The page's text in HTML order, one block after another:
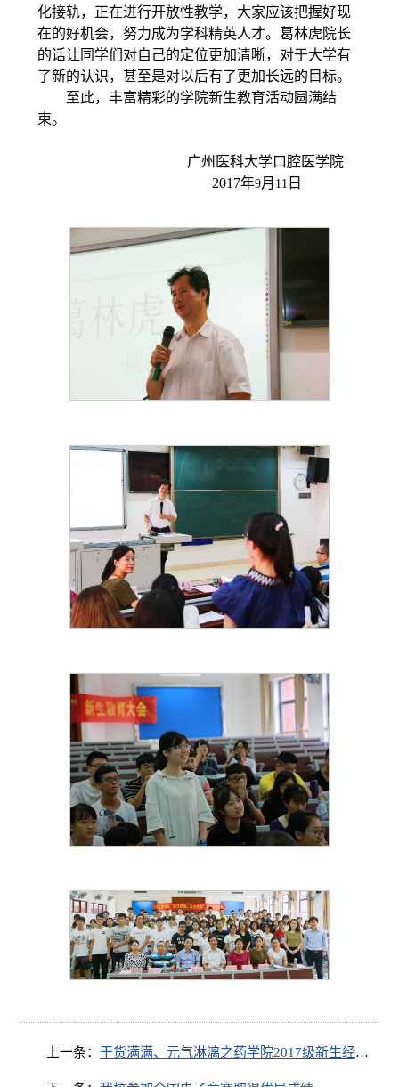
化接轨，正在进行开放性教学，大家应该把握好现
在的好机会，努力成为学科精英人才。葛林虎院长
的话让同学们对自己的定位更加清晰，对于大学有
了新的认识，甚至是对以后有了更加长远的目标。
至此，丰富精彩的学院新生教育活动圆满结
束。
广州医科大学口腔医学院
2017年9月 11 日
上一条： 干货满满、元气淋漓之药学院2017级新生经验交流会